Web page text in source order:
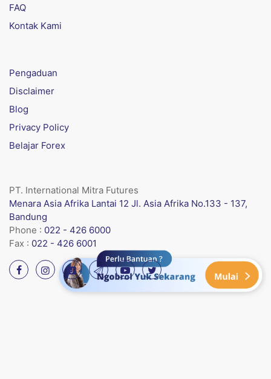
FAQ
Kontak Kami
Pengaduan
Disclaimer
Blog
Privacy Policy
Belajar Forex
PT. International Mitra Futures
Menara Asia Afrika Lantai 12 Jl. Asia Afrika No.133 - 137,
Bandung
Phone : 022 - 426 6000
Fax : 022 - 426 6001